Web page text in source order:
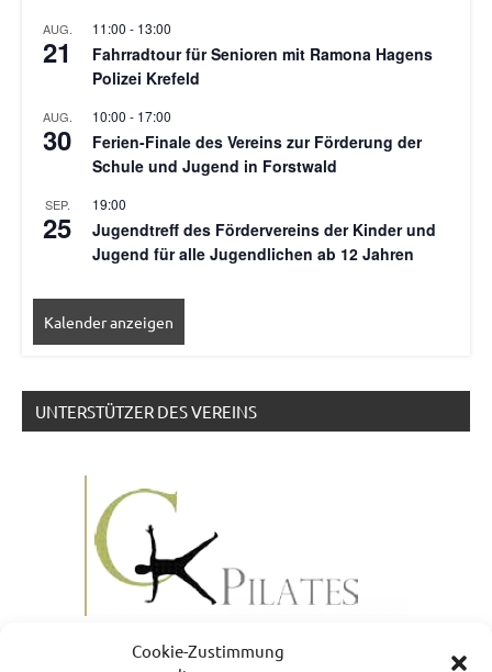
Cookie-Zustimmung
AUG.
21
11:00 - 13:00
Fahrradtour für Senioren mit Ramona Hagens
Polizei Krefeld
AUG.
30
10:00 - 17:00
Ferien-Finale des Vereins zur Förderung der
Schule und Jugend in Forstwald
SEP.
25
19:00
Jugendtreff des Fördervereins der Kinder und
Jugend für alle Jugendlichen ab 12 Jahren
Kalender anzeigen
UNTERSTÜTZER DES VEREINS